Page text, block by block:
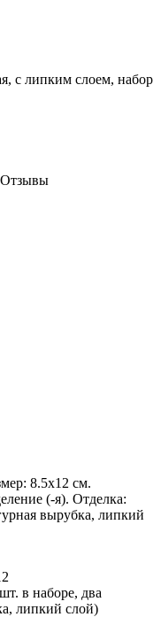
с липким слоем, набор
Отзывы
8.5х12 см.
(-я). Отделка:
вырубка, липкий
в наборе, два
липкий слой)